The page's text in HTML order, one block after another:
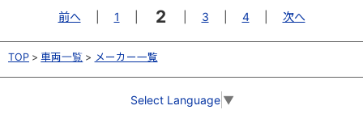
前へ 1 2 3 4 次へ
TOP 車両一覧 メーカー一覧
Select Language ▼